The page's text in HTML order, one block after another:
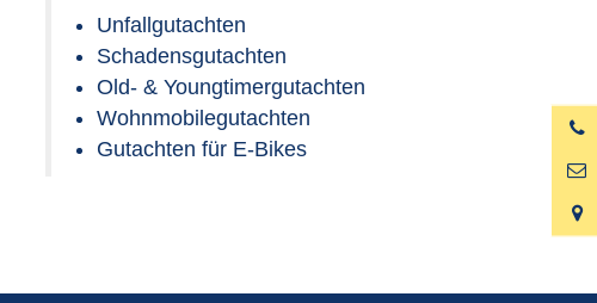
Unfallgutachten
Schadensgutachten
Old- & Youngtimergutachten
Wohnmobilegutachten
Gutachten für E-Bikes